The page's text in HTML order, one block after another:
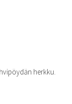
herkku.